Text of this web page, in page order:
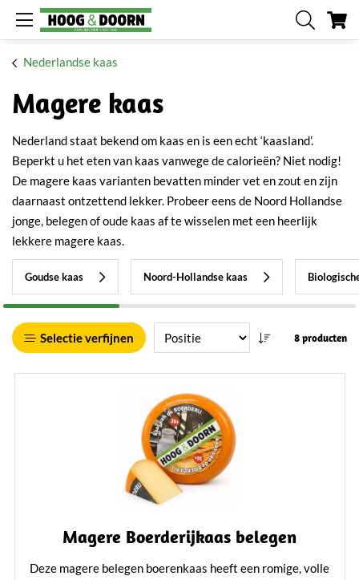
Nederlandse kaas
Magere kaas
Nederland staat bekend om kaas en is een echt ‘kaasland’.
Beperkt u het eten van kaas vanwege de calorieën? Niet nodig!
De magere kaas varianten bevatten minder vet en zout en zijn
daarnaast ontzettend lekker. Probeer eens de Noord Hollandse
jonge, belegen of oude kaas af te wisselen met een heerlijk
lekkere magere kaas.
Goudse kaas Noord-Hollandse kaas
Selectie verfijnen 8 producten
Magere Boerderijkaas belegen
Deze magere belegen boerenkaas heeft een romige, volle